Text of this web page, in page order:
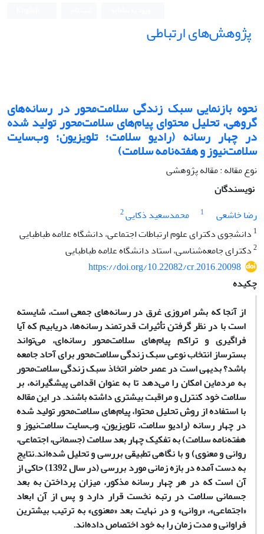
پژوهش‌های ارتباطی
نحوه بازنمایی سبک زندگی سلامت‌محور در رسانه‌های
گروهی، تحلیل محتوای پیام‌های سلامت‌محور تولید شده
در چهار رسانه (رادیو سلامت؛ تلویزیون؛ وب‌سایت
سلامت‌نیوز و هفته‌نامه سلامت)
نوع مقاله : مقاله پژوهشی
نویسندگان
رضا خاشعی
1 محمدسعید ذکایی2
1 دانشجوی دکترای علوم ارتباطات اجتماعی، دانشگاه علامه طباطبایی
2دکترای جامعه‌شناسی، استاد دانشگاه علامه طباطبایی
https://doi.org/10.22082/cr.2016.20098
چکیده
از آنجا که بشر امروزی غرق در رسانه‌های جمعی است، شایسته
است با در نظر گرفتن تأثیرات قدرتمند رسانه‌ها، دریابیم که آیا
فراگیری و تراکم پیام‌های سلامت‌محور رسانه‌ای، می‌تواند
بسترساز انتخاب نوعی سبک زندگی سلامت‌محور برای آحاد جامعه
باشد؟ بدیهی است در عصر حاضر اتخاذ سبک زندگی سلامت‌محور
به مردماین امکان را می‌دهد تا به عنوان اقدامی پیشگیرانه، بر
سلامت خود کنترل و مراقبت بیشتری داشته باشند. در این مقاله
با استفاده از روش تحلیل محتوا، پیا‌‌‌‌م‌‌های سلا‌مت‌محور تولید شده
در چهار رسانه (رادیو سلامت، تلویزیون، وب‌سایت سلامت‌‌نیوز و
هفته‌نامه ‌سلامت) به تفکیک چهار بعد سلامت (جسمانی، اجتماعی،
روانی و معنوی) و با نگاهی تطبیقی بررسی و تحلیل شده‌اند.نتایج
به دست آمده در بازه زمانی مورد بررسی (در سال 1392) حاکی از
آن است که در هر چهار رسانه مذکور، میزان پرداختن به بعد
جسمانی سلامت در رتبه نخست قرار دارد و پس از آن ابعاد
«اجتماعی»، «روانی» و در نهایت بعد «معنوی» به ترتیب بیشترین
فراوانی و مدت زمان را به خود اختصاص داده‌‌اند.